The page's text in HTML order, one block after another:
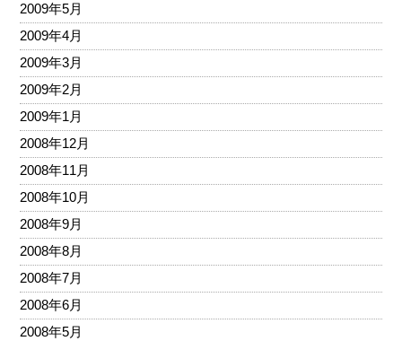
2009年5月
2009年4月
2009年3月
2009年2月
2009年1月
2008年12月
2008年11月
2008年10月
2008年9月
2008年8月
2008年7月
2008年6月
2008年5月